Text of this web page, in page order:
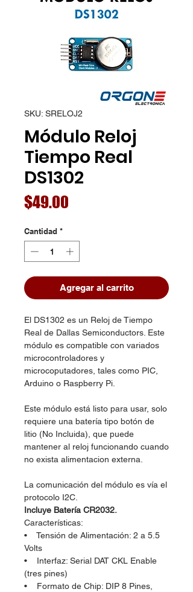
SKU: SRELOJ2
Módulo Reloj
Tiempo Real
DS1302
$49.00
Cantidad *
Agregar al carrito
El DS1302 es un Reloj de Tiempo
Real de Dallas Semiconductors. Este
módulo es compatible con variados
microcontroladores y
microcoputadores, tales como PIC,
Arduino o Raspberry Pi.
Este módulo está listo para usar, solo
requiere una batería tipo botón de
litio (No Incluida), que puede
mantener al reloj funcionando cuando
no exista alimentacion externa.
La comunicación del módulo es vía el
protocolo I2C.
Incluye Batería CR2032.
Características:
• Tensión de Alimentación: 2 a 5.5
Volts
• Interfaz: Serial DAT CKL Enable
(tres pines)
• Formato de Chip: DIP 8 Pines,